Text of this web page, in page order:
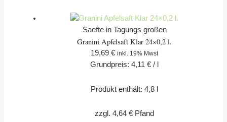
Saefte in Tagungs großen
Granini Apfelsaft Klar 24×0,2 l.
19,69€ inkl. 19% Mwst
Grundpreis:4,11€ /
Produkt enthält: 4,8
zzgl.4,64€ Pfand